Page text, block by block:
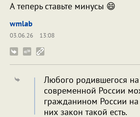
А теперь ставьте минусы 😄
wmlab
03.06.26
13:08
Любого родившегося
современной России
гражданином России на
них закон такой есть.